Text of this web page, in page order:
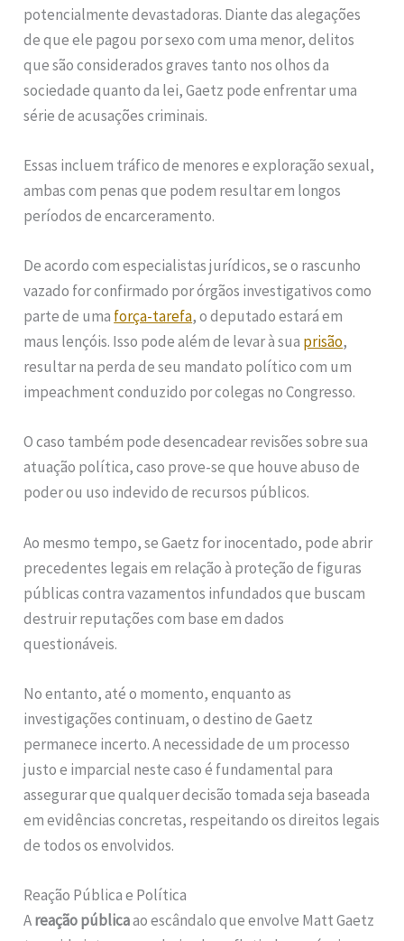
potencialmente devastadoras. Diante das alegações
de que ele pagou por sexo com uma menor, delitos
que são considerados graves tanto nos olhos da
sociedade quanto da lei, Gaetz pode enfrentar uma
série de acusações criminais.
Essas incluem tráfico de menores e exploração sexual,
ambas com penas que podem resultar em longos
períodos de encarceramento.
De acordo com especialistas jurídicos, se o rascunho
vazado for confirmado por órgãos investigativos como
parte de uma força-tarefa, o deputado estará em
maus lençóis. Isso pode além de levar à sua prisão,
resultar na perda de seu mandato político com um
impeachment conduzido por colegas no Congresso.
O caso também pode desencadear revisões sobre sua
atuação política, caso prove-se que houve abuso de
poder ou uso indevido de recursos públicos.
Ao mesmo tempo, se Gaetz for inocentado, pode abrir
precedentes legais em relação à proteção de figuras
públicas contra vazamentos infundados que buscam
destruir reputações com base em dados
questionáveis.
No entanto, até o momento, enquanto as
investigações continuam, o destino de Gaetz
permanece incerto. A necessidade de um processo
justo e imparcial neste caso é fundamental para
assegurar que qualquer decisão tomada seja baseada
em evidências concretas, respeitando os direitos legais
de todos os envolvidos.
Reação Pública e Política
Areação públicaao escândalo que envolve Matt Gaetz